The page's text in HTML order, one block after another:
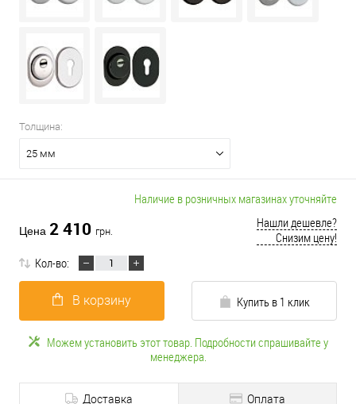
Толщина:
25 мм
Наличие в розничных магазинах уточняйте
Цена 2 410 грн.
Нашли дешевле?
Снизим цену!
Кол-во:
В корзину Купить в 1 клик
Можем установить этот товар. Подробности спрашивайте у
менеджера.
Доставка Оплата